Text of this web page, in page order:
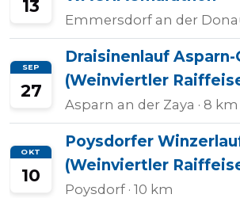
13
Emmersdorf an der
SEP
27
Draisinenlauf Asparn-
(Weinviertler
Asparn an der Zaya · 8 km
OKT
10
Poysdorfer
(Weinviertler
Poysdorf · 10 km